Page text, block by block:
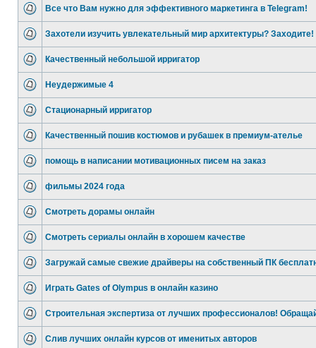
Все что Вам нужно для эффективного маркетинга в Telegram!
Захотели изучить увлекательный мир архитектуры? Заходите!
Качественный небольшой ирригатор
Неудержимые 4
Стационарный ирригатор
Качественный пошив костюмов и рубашек в премиум-ателье
помощь в написании мотивационных писем на заказ
фильмы 2024 года
Смотреть дорамы онлайн
Смотреть сериалы онлайн в хорошем качестве
Загружай самые свежие драйверы на собственный ПК
Играть Gates of Olympus в онлайн казино
Строительная экспертиза от лучших профессионалов!
Слив лучших онлайн курсов от именитых авторов